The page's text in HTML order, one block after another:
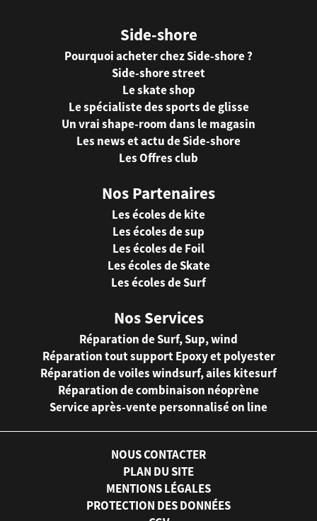
Side-shore
Pourquoi acheter chez Side-shore ?
Side-shore street
Le skate shop
Le spécialiste des sports de glisse
Un vrai shape-room dans le magasin
Les news et actu de Side-shore
Les Offres club
Nos Partenaires
Les écoles de kite
Les écoles de sup
Les écoles de Foil
Les écoles de Skate
Les écoles de Surf
Nos Services
Réparation de Surf, Sup, wind
Réparation tout support Epoxy et polyester
Réparation de voiles windsurf, ailes kitesurf
Réparation de combinaison néoprène
Service après-vente personnalisé on line
NOUS CONTACTER
PLAN DU SITE
MENTIONS LÉGALES
PROTECTION DES DONNÉES